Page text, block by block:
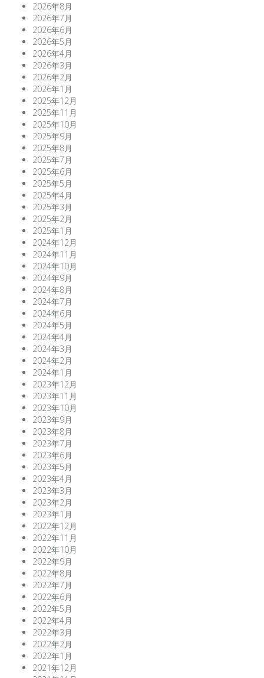
2026年8月
2026年7月
2026年6月
2026年5月
2026年4月
2026年3月
2026年2月
2026年1月
2025年12月
2025年11月
2025年10月
2025年9月
2025年8月
2025年7月
2025年6月
2025年5月
2025年4月
2025年3月
2025年2月
2025年1月
2024年12月
2024年11月
2024年10月
2024年9月
2024年8月
2024年7月
2024年6月
2024年5月
2024年4月
2024年3月
2024年2月
2024年1月
2023年12月
2023年11月
2023年10月
2023年9月
2023年8月
2023年7月
2023年6月
2023年5月
2023年4月
2023年3月
2023年2月
2023年1月
2022年12月
2022年11月
2022年10月
2022年9月
2022年8月
2022年7月
2022年6月
2022年5月
2022年4月
2022年3月
2022年2月
2022年1月
2021年12月